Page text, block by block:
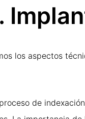
los aspectos
de